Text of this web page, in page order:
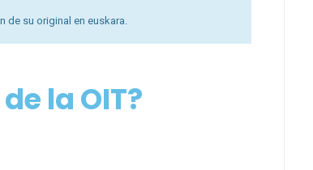
de su original en euskara.
la OIT?